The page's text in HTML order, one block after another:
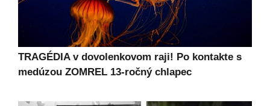
TRAGÉDIA v dovolenkovom raji! Po kontakte s
medúzou ZOMREL 13-ročný chlapec